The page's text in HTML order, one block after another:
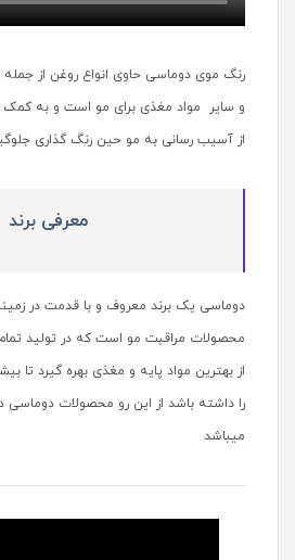
رنگ موی دوماسی حاوی انواع روغن از جمله
و سایر مواد مغذی برای مو است و به کمک
از آسیب رسانی به مو حین رنگ گذاری
معرفی برند
دوماسی یک برند معروف و با قدمت در
محصولات مراقبت مو است که در تولید
از بهترین مواد پایه و مغذی بهره گیرد تا
را داشته باشد از این رو محصولات دوماسی
میباشد